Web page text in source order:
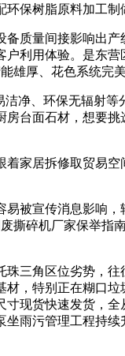
保树脂原料加工制
量间接影响出
利用体验。是东
雄厚、花色系统完
、环保无辐射等
台面石材，想要
居拆修取贸易
宣传消息影响，
撕碎机厂家保举
角区位劣势，
，特别正在糊口
现货快速发货，
雨污管理工程持